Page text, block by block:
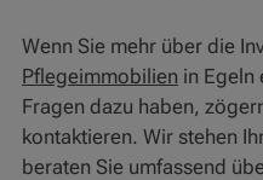
Wenn Sie mehr über die
Pflegeimmobilien in Egeln
Fragen dazu haben,
kontaktieren. Wir stehen
beraten Sie umfassend